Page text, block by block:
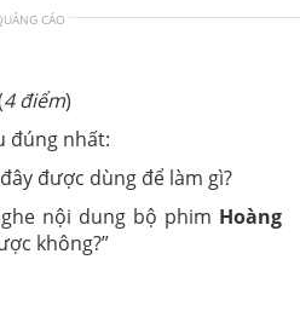
CÁO
4 điểm)
đúng nhất:
được dùng để làm gì?
nội dung bộ phim Hoàng
không?”